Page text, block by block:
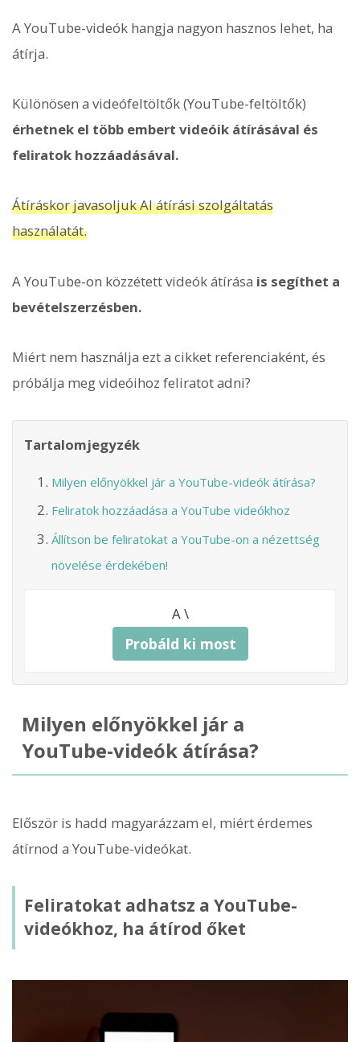
A YouTube-videók hangja nagyon hasznos lehet, ha
átírja.
Különösen a videófeltöltők (YouTube-feltöltők)
érhetnek el több embert videóik átírásával és
feliratok hozzáadásával.
Átíráskor javasoljuk AI átírási szolgáltatás
használatát.
A YouTube-on közzétett videók átírása is segíthet a
bevételszerzésben.
Miért nem használja ezt a cikket referenciaként, és
próbálja meg videóihoz feliratot adni?
Tartalomjegyzék
Milyen előnyökkel jár a YouTube-videók átírása?
Feliratok hozzáadása a YouTube videókhoz
Állítson be feliratokat a YouTube-on a nézettség
növelése érdekében!
A \
Probáld ki most
Milyen előnyökkel jár a
YouTube-videók átírása?
Először is hadd magyarázzam el, miért érdemes
átírnod ​​a YouTube-videókat.
Feliratokat adhatsz a YouTube-
videókhoz, ha átírod őket